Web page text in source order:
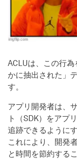
ACLUは、この行
かに抽出された」
す。
アプリ開発者は、
ト（SDK）をアプ
追跡できるように
これにより、開発
と時間を節約する